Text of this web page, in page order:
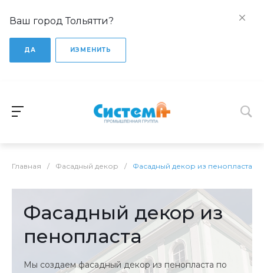
Ваш город Тольятти?
ДА ИЗМЕНИТЬ
Главная / Фасадный декор / Фасадный декор из пенопласта
Фасадный декор из
пенопласта
Мы создаем фасадный декор из пенопласта по